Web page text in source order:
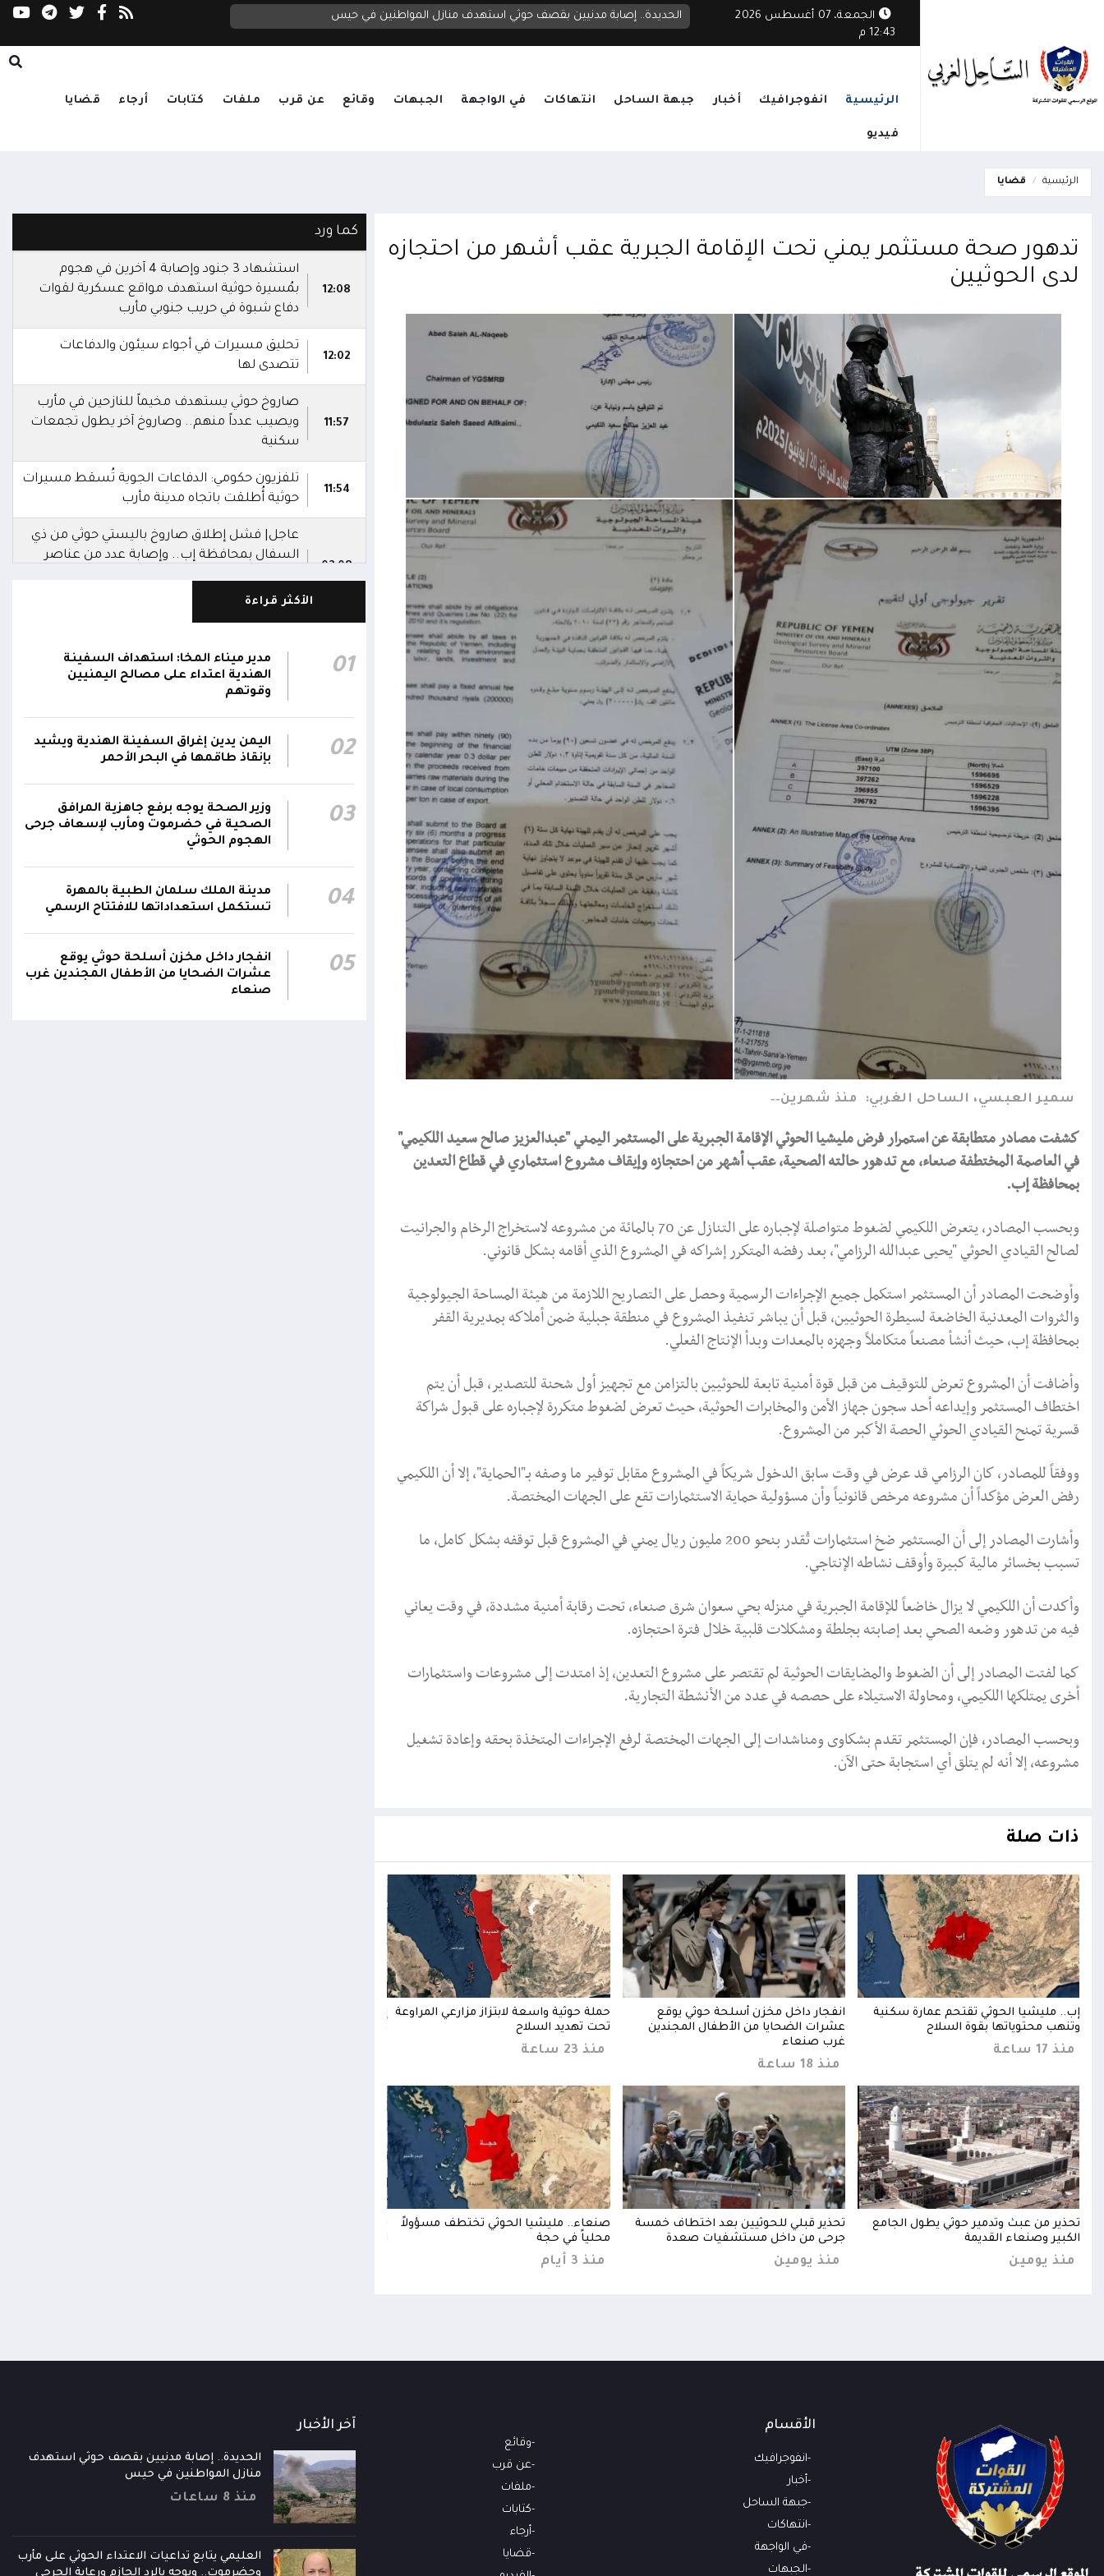
الجمعة، 07 أغسطس 2026
12:43 م
الرئيسية انفوجرافيك أخبار جبهة الساحل انتهاكات في الواجهة الجبهات وقائع عن قرب ملفات كتابات أرجاء قضايا
فيديو
الرئيسية قضايا
تدهور صحة مستثمر يمني تحت الإقامة الجبرية عقب أشهر من احتجازه
لدى الحوثيين
سمير العبسي، الساحل الغربي: منذ شهرين
كشفت مصادر متطابقة عن استمرار فرض مليشيا الحوثي الإقامة الجبرية على المستثمر اليمني "عبدالعزيز صالح سعيد اللكيمي"
في العاصمة المختطفة صنعاء، مع تدهور حالته الصحية، عقب أشهر من احتجازه وإيقاف مشروع استثماري في قطاع التعدين
بمحافظة إب.
وبحسب المصادر، يتعرض اللكيمي لضغوط متواصلة لإجباره على التنازل عن 70 بالمائة من مشروعه لاستخراج الرخام والجرانيت
لصالح القيادي الحوثي "يحيى عبدالله الرزامي"، بعد رفضه المتكرر إشراكه في المشروع الذي أقامه بشكل قانوني.
وأوضحت المصادر أن المستثمر استكمل جميع الإجراءات الرسمية وحصل على التصاريح اللازمة من هيئة المساحة الجيولوجية
والثروات المعدنية الخاضعة لسيطرة الحوثيين، قبل أن يباشر تنفيذ المشروع في منطقة جبلية ضمن أملاكه بمديرية القفر
بمحافظة إب، حيث أنشأ مصنعاً متكاملاً وجهزه بالمعدات وبدأ الإنتاج الفعلي.
وأضافت أن المشروع تعرض للتوقيف من قبل قوة أمنية تابعة للحوثيين بالتزامن مع تجهيز أول شحنة للتصدير، قبل أن يتم
اختطاف المستثمر وإيداعه أحد سجون جهاز الأمن والمخابرات الحوثية، حيث تعرض لضغوط متكررة لإجباره على قبول شراكة
قسرية تمنح القيادي الحوثي الحصة الأكبر من المشروع.
ووفقاً للمصادر، كان الرزامي قد عرض في وقت سابق الدخول شريكاً في المشروع مقابل توفير ما وصفه بـ"الحماية"، إلا أن اللكيمي
رفض العرض مؤكداً أن مشروعه مرخص قانونياً وأن مسؤولية حماية الاستثمارات تقع على الجهات المختصة.
وأشارت المصادر إلى أن المستثمر ضخ استثمارات تُقدر بنحو 200 مليون ريال يمني في المشروع قبل توقفه بشكل كامل، ما
تسبب بخسائر مالية كبيرة وأوقف نشاطه الإنتاجي.
وأكدت أن اللكيمي لا يزال خاضعاً للإقامة الجبرية في منزله بحي سعوان شرق صنعاء، تحت رقابة أمنية مشددة، في وقت يعاني
فيه من تدهور وضعه الصحي بعد إصابته بجلطة ومشكلات قلبية خلال فترة احتجازه.
كما لفتت المصادر إلى أن الضغوط والمضايقات الحوثية لم تقتصر على مشروع التعدين، إذ امتدت إلى مشروعات واستثمارات
أخرى يمتلكها اللكيمي، ومحاولة الاستيلاء على حصصه في عدد من الأنشطة التجارية.
وبحسب المصادر، فإن المستثمر تقدم بشكاوى ومناشدات إلى الجهات المختصة لرفع الإجراءات المتخذة بحقه وإعادة تشغيل
مشروعه، إلا أنه لم يتلق أي استجابة حتى الآن.
ذات صلة
إب.. مليشيا الحوثي تقتحم عمارة سكنية
وتنهب محتوياتها بقوة السلاح
منذ 17 ساعة
انفجار داخل مخزن أسلحة حوثي يوقع
عشرات الضحايا من الأطفال المجندين
غرب صنعاء
منذ 18 ساعة
حملة حوثية واسعة لابتزاز مزارعي المراوعة
تحت تهديد السلاح
منذ 23 ساعة
تحذير من عبث وتدمير حوثي يطول الجامع
الكبير وصنعاء القديمة
منذ يومين
تحذير قبلي للحوثيين بعد اختطاف خمسة
جرحى من داخل مستشفيات صعدة
منذ يومين
صنعاء.. مليشيا الحوثي تختطف مسؤولاً
محلياً في حجة
منذ 3 أيام
كما ورد
12:08
استشهاد 3 جنود وإصابة 4 آخرين في هجوم
بمُسيرة حوثية استهدف مواقع عسكرية لقوات
دفاع شبوة في حريب جنوبي مأرب
12:02
تحليق مسيرات في أجواء سيئون والدفاعات
تتصدى لها
11:57
صاروخ حوثي يستهدف مخيماً للنازحين في مأرب
ويصيب عدداً منهم.. وصاروخ آخر يطول تجمعات
سكنية
11:54
تلفزيون حكومي: الدفاعات الجوية تُسقط مسيرات
حوثية أُطلقت باتجاه مدينة مأرب
02:08
عاجل| فشل إطلاق صاروخ باليستي حوثي من ذي
السفال بمحافظة إب.. وإصابة عدد من عناصر
القاعدة
02:03
أبطال الجيش استشهدوا في هجوم حوثي
بالصواريخ الباليستية والمسيرات.. وتؤكد: الرد
سيكون رادعاً واستعادة الدولة مستمرة
00:42
نجران جراء اعتداءات حوثية بالمقذوفات على
الأعيان المدنية
نائب رئيس مجلس القيادة الفريق أول ركن طارق
صالح: جرائم الحوثي لن تثني القوات المسلحة عن
أداء واجبها الوطني واستعادة الدولة وعاصمتها
صنعاء
الأكثر قراءة
01
مدير ميناء المخا: استهداف السفينة
الهندية اعتداء على مصالح اليمنيين
وقوتهم
02
اليمن يدين إغراق السفينة الهندية ويشيد
بإنقاذ طاقمها في البحر الأحمر
03
وزير الصحة يوجه برفع جاهزية المرافق
الصحية في حضرموت ومأرب لإسعاف جرحى
الهجوم الحوثي
04
مدينة الملك سلمان الطبية بالمهرة
تستكمل استعداداتها للافتتاح الرسمي
05
انفجار داخل مخزن أسلحة حوثي يوقع
عشرات الضحايا من الأطفال المجندين غرب
صنعاء
الأقسام
انفوجرافيك
أخبار
جبهة الساحل
انتهاكات
في الواجهة
الجبهات
وقائع
عن قرب
ملفات
كتابات
أرجاء
قضايا
آخر الأخبار
الحديدة.. إصابة مدنيين بقصف حوثي استهدف
منازل المواطنين في حيس
منذ 8 ساعات
العليمي يتابع تداعيات الاعتداء الحوثي على مأرب
وحضرموت.. ويوجه بالرد الحازم ورعاية الجرحى